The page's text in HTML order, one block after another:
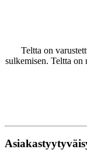
Teltta on
sulkemisen. Teltta